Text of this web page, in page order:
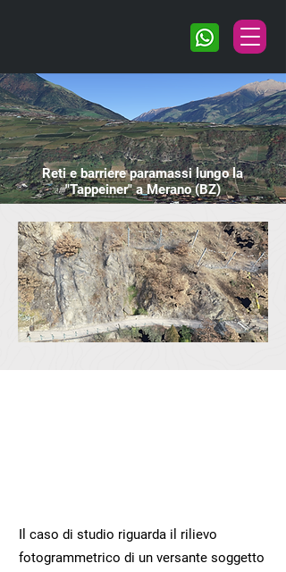
Reti e barriere paramassi lungo la
"Tappeiner" a Merano (BZ)
Il caso di studio riguarda il rilievo
fotogrammetrico di un versante soggetto